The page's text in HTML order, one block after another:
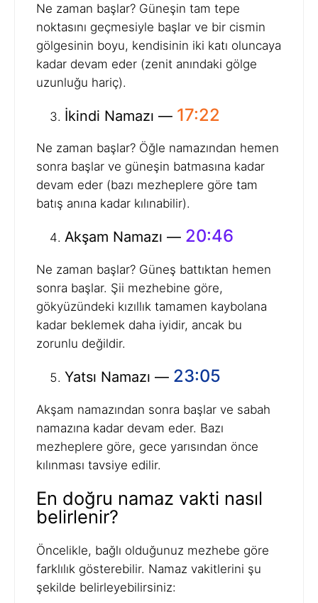
Ne zaman başlar? Güneşin tam tepe
noktasını geçmesiyle başlar ve bir cismin
gölgesinin boyu, kendisinin iki katı oluncaya
kadar devam eder (zenit anındaki gölge
uzunluğu hariç).
İkindi Namazı — 17:22
Ne zaman başlar? Öğle namazından hemen
sonra başlar ve güneşin batmasına kadar
devam eder (bazı mezheplere göre tam
batış anına kadar kılınabilir).
Akşam Namazı — 20:46
Ne zaman başlar? Güneş battıktan hemen
sonra başlar. Şii mezhebine göre,
gökyüzündeki kızıllık tamamen kaybolana
kadar beklemek daha iyidir, ancak bu
zorunlu değildir.
Yatsı Namazı — 23:05
Akşam namazından sonra başlar ve sabah
namazına kadar devam eder. Bazı
mezheplere göre, gece yarısından önce
kılınması tavsiye edilir.
En doğru namaz vakti nasıl
belirlenir?
Öncelikle, bağlı olduğunuz mezhebe göre
farklılık gösterebilir. Namaz vakitlerini şu
şekilde belirleyebilirsiniz: